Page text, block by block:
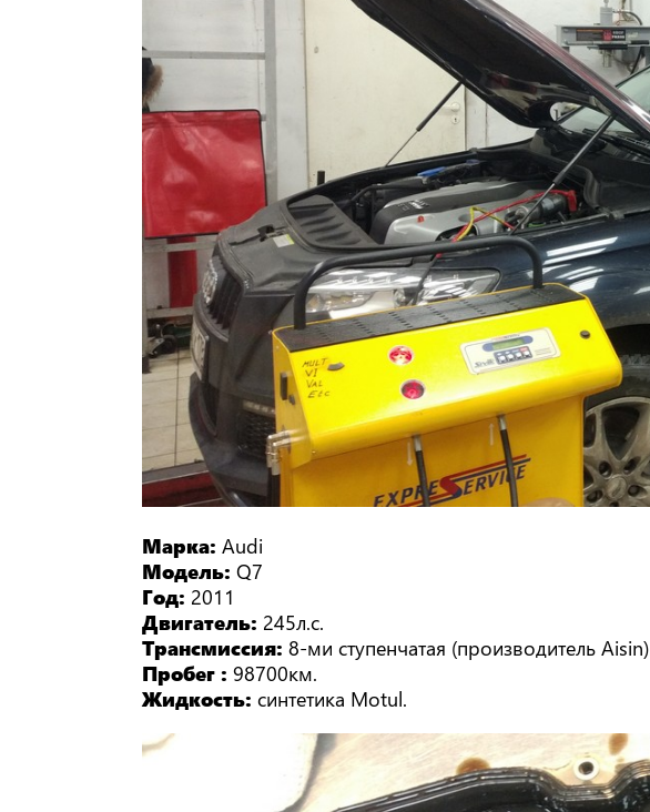
Марка:Audi
Модель:Q7
Год: 2011
Двигатель: 245л.с.
Трансмиссия:8-ми ступенчатая (производитель Aisin)
Пробег :98700км.
Жидкость:синтетика Motul.